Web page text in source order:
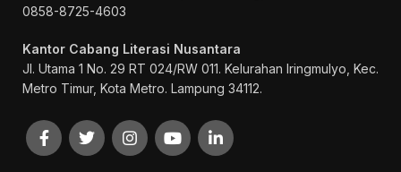
0858-8725-4603
Kantor Cabang Literasi Nusantara
Jl. Utama 1 No. 29 RT 024/RW 011. Kelurahan Iringmulyo, Kec.
Metro Timur, Kota Metro. Lampung 34112.